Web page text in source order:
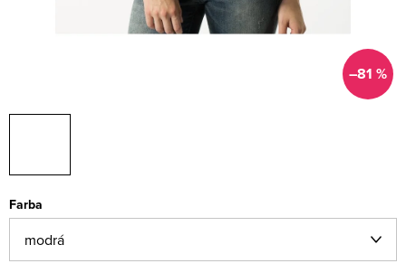
–81 %
Farba